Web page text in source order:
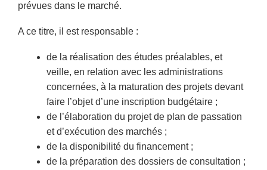
prévues dans le marché.
A ce titre, il est responsable :
de la réalisation des études préalables, et
veille, en relation avec les administrations
concernées, à la maturation des projets devant
faire l’objet d’une inscription budgétaire ;
de l’élaboration du projet de plan de passation
et d’exécution des marchés ;
de la disponibilité du financement ;
de la préparation des dossiers de consultation ;